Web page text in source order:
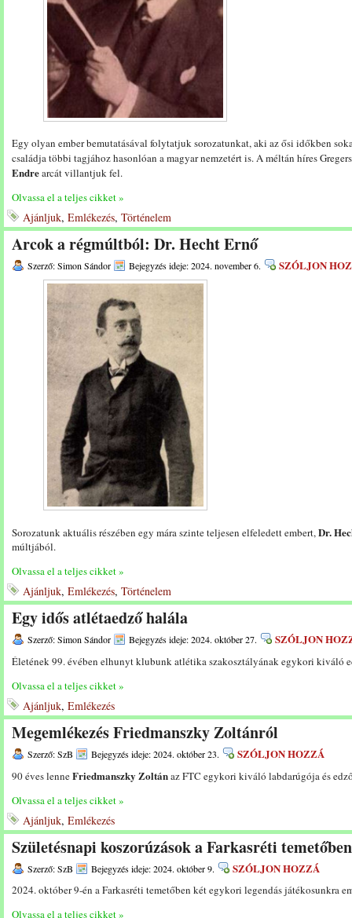
Egy olyan ember bemutatásával folytatjuk sorozatunkat, aki az ősi időkben
családja többi tagjához hasonlóan a magyar nemzetért is. A méltán híres
Endrearcát villantjuk fel.
Olvassa el a teljes cikket »
Ajánljuk, Emlékezés, Történelem
Arcok a régmúltból: Dr. Hecht Ernő
Szerző: Simon Sándor Bejegyzés ideje: 2024. november 6. SZÓLJON
Sorozatunk aktuális részében egy mára szinte teljesen elfeledett embert,Dr.
múltjából.
Olvassa el a teljes cikket »
Ajánljuk, Emlékezés, Történelem
Egy idős atlétaedző halála
Szerző: Simon Sándor Bejegyzés ideje: 2024. október 27. SZÓLJON
Életének 99. évében elhunyt klubunk atlétika szakosztályának egykori kiváló
Olvassa el a teljes cikket »
Ajánljuk, Emlékezés
Megemlékezés Friedmanszky Zoltánról
Szerző: SzB Bejegyzés ideje: 2024. október 23. SZÓLJON HOZZÁ
90 éves lenneFriedmanszky Zoltánaz FTC egykori kiváló labdarúgója és
Olvassa el a teljes cikket »
Ajánljuk, Emlékezés
Születésnapi koszorúzások a Farkasréti temetőben
Szerző: SzB Bejegyzés ideje: 2024. október 9. SZÓLJON HOZZÁ
2024. október 9-én a Farkasréti temetőben két egykori legendás játékosunkra
Olvassa el a teljes cikket »